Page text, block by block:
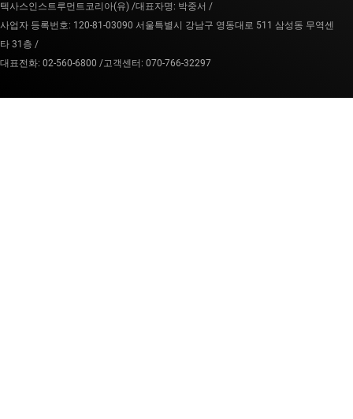
텍사스인스트루먼트코리아(유) /대표자명: 박중서 /
사업자 등록번호: 120-81-03090 서울특별시 강남구 영동대로 511 삼성동 무역센
타 31층 /
대표전화: 02-560-6800 /고객센터: 070-766-32297